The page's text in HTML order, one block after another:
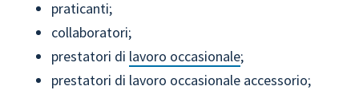
praticanti;
collaboratori;
prestatori di lavoro occasionale;
prestatori di lavoro occasionale accessorio;